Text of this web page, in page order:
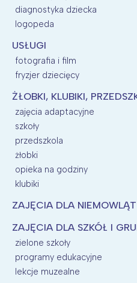
diagnostyka dziecka
logopeda
USŁUGI
fotografia i film
fryzjer dziecięcy
ŻŁOBKI, KLUBIKI,
zajęcia adaptacyjne
szkoły
przedszkola
żłobki
opieka na godziny
klubiki
ZAJĘCIA DLA NIEMOWLĄT
ZAJĘCIA DLA SZKÓŁ I
zielone szkoły
programy edukacyjne
lekcje muzealne